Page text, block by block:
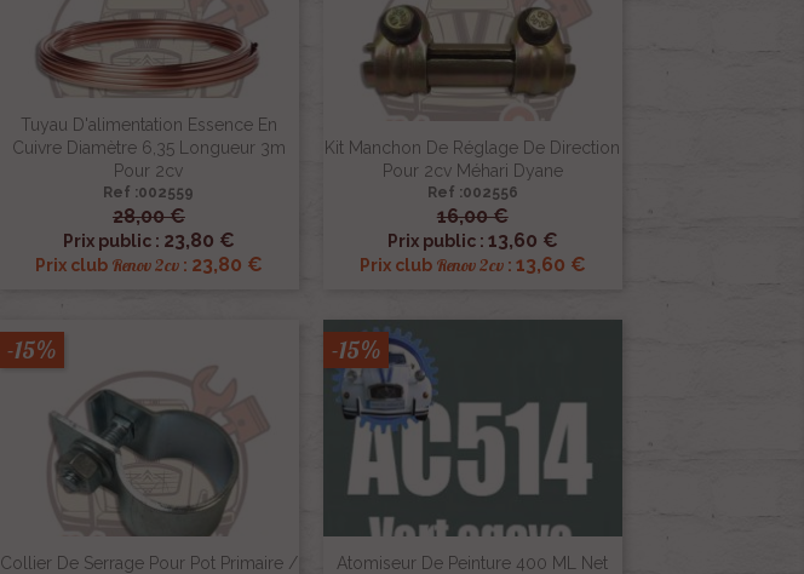
Tuyau D'alimentation Essence En
Cuivre Diamètre 6,35 Longueur 3m
Pour 2cv
Ref :002559
28,00 €
Prix public : 23,80 €
Prix club Renov 2cv: 23,80 €
 Aperçu rapide
Kit Manchon De Réglage De Direction
Pour 2cv Méhari Dyane
Ref :002556
16,00 €
Prix public : 13,60 €
Prix club Renov 2cv: 13,60 €
 Aperçu rapide
Collier De Serrage Pour Pot Primaire /
-15%
Atomiseur De Peinture 400 ML Net
-15%